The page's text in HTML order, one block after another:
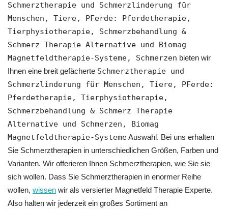
Schmerztherapie und Schmerzlinderung für
Menschen, Tiere, PFerde: Pferdetherapie,
Tierphysiotherapie, Schmerzbehandlung &
Schmerz Therapie Alternative und Biomag
Magnetfeldtherapie-Systeme, Schmerzen bieten wir
Ihnen eine breit gefächerte Schmerztherapie und
Schmerzlinderung für Menschen, Tiere, PFerde:
Pferdetherapie, Tierphysiotherapie,
Schmerzbehandlung & Schmerz Therapie
Alternative und Schmerzen, Biomag
Magnetfeldtherapie-SystemeAuswahl. Bei uns erhalten
Sie Schmerztherapien in unterschiedlichen Größen, Farben und
Varianten. Wir offerieren Ihnen Schmerztherapien, wie Sie sie
sich wollen. Dass Sie Schmerztherapien in enormer Reihe
wollen, wissen wir als versierter Magnetfeld Therapie Experte.
Also halten wir jederzeit ein großes Sortiment an